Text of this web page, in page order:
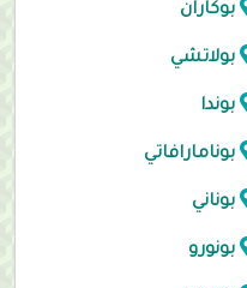
بوكاران
بولاتشي
بوندا
بونامارافاتي
بوناني
بونورو